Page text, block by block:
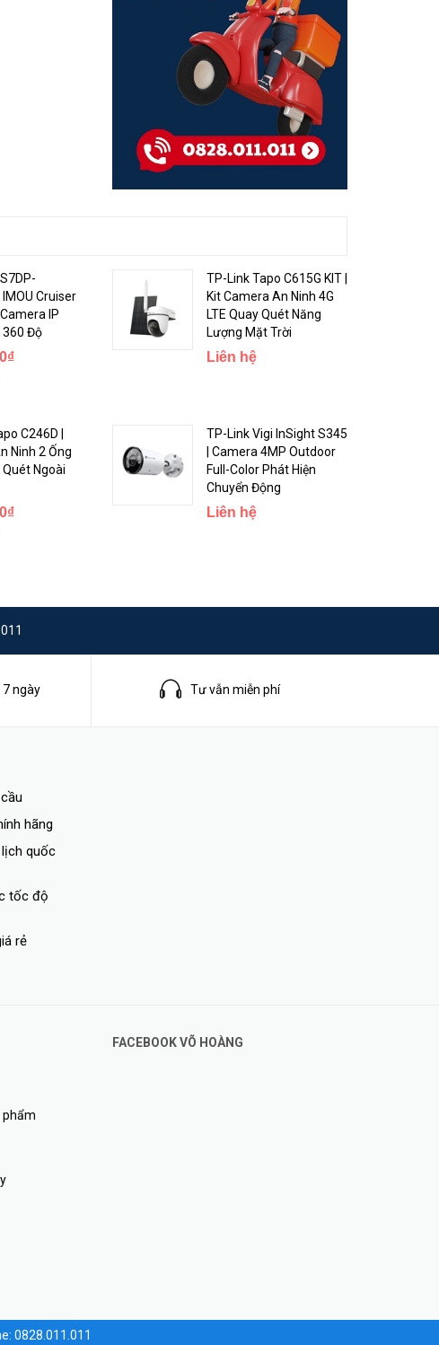
và đảm bảo
tiện 1
Cruiser
IP
360 Độ
TP-Link Tapo C615G KIT |
Kit Camera An Ninh 4G
LTE Quay Quét Năng
Lượng Mặt Trời
Liên hệ
C246D |
Ninh 2 Ống
Quét Ngoài
TP-Link Vigi InSight S345
| Camera 4MP Outdoor
Full-Color Phát Hiện
Chuyển Động
Liên hệ
ngày Tư vẫn miễn phí
hãng
quốc
tốc độ
rẻ
phẩm
FACEBOOK VÕ HOÀNG
0828.011.011